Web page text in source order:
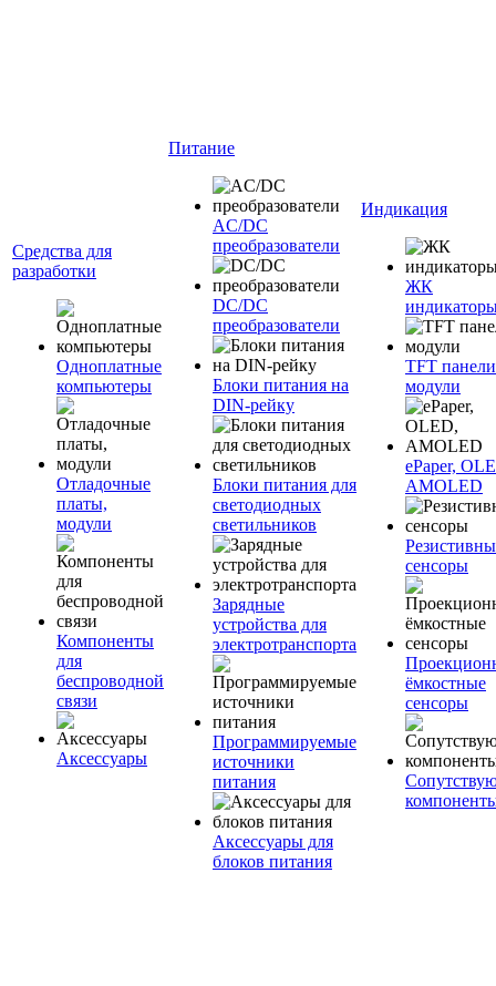
Средства для
разработки
Одноплатные
компьютеры
Отладочные
платы,
модули
Компоненты
для
беспроводной
связи
Аксессуары
Питание
AC/DC
преобразователи
DC/DC
преобразователи
Блоки питания на
DIN-рейку
Блоки питания для
светодиодных
светильников
Зарядные
устройства для
электротранспорта
Программируемые
источники
питания
Аксессуары для
блоков питания
Индикация
ЖК
TFT
модули
ePaper,
AMOLED
сенсоры
ёмкостные
сенсоры